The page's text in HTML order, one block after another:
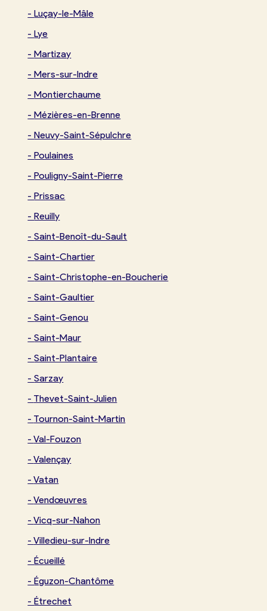
-Luçay-le-Mâle
-Lye
-Martizay
-Mers-sur-Indre
-Montierchaume
-Mézières-en-Brenne
-Neuvy-Saint-Sépulchre
-Poulaines
-Pouligny-Saint-Pierre
-Prissac
-Reuilly
-Saint-Benoît-du-Sault
-Saint-Chartier
-Saint-Christophe-en-Boucherie
-Saint-Gaultier
-Saint-Genou
-Saint-Maur
-Saint-Plantaire
-Sarzay
- Thevet-Saint-Julien
- Tournon-Saint-Martin
-Val-Fouzon
-Valençay
-Vatan
-Vendœuvres
-Vicq-sur-Nahon
-Villedieu-sur-Indre
-Écueillé
-Éguzon-Chantôme
-Étrechet